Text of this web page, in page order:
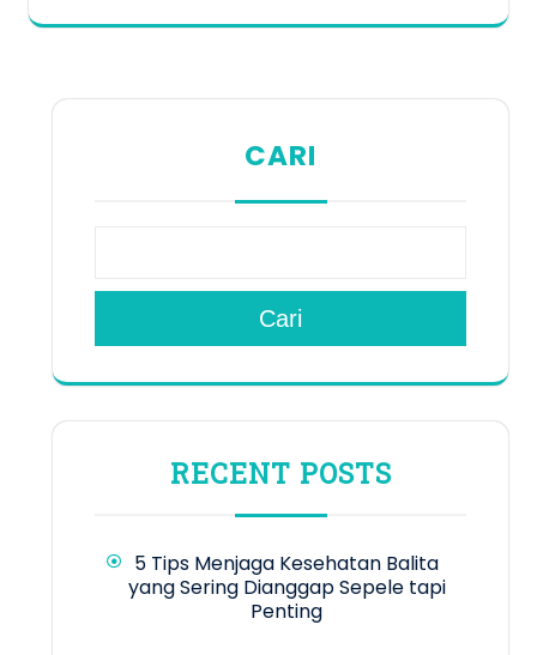
CARI
Cari
RECENT POSTS
5 Tips Menjaga Kesehatan Balita
yang Sering Dianggap Sepele tapi
Penting